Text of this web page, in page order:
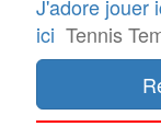
J'adore jouer
ici Tennis